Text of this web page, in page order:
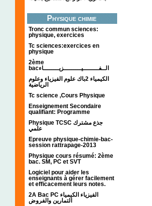
Physique chimie
Tronc commun sciences:
physique, exercices
Tc sciences:exercices en
physique
2ème
bacالــفــــــــيـــــــــزيــــــــاء
الكيمياء 2باك علوم الفيزياء وعلوم
الرياضية
Tc science ,Cours Physique
Enseignement Secondaire
qualifiant: Programme
Physique TCSC جذع مشترك
علمي
Epreuve physique-chimie-bac-
session rattrapage-2013
Physique cours résumé: 2ème
bac. SM, PC et SVT
Logiciel pour aider les
enseignants à gérer facilement
et efficacement leurs notes.
2A Bac PC الفيزياء الكيمياء
التمارين والفروض